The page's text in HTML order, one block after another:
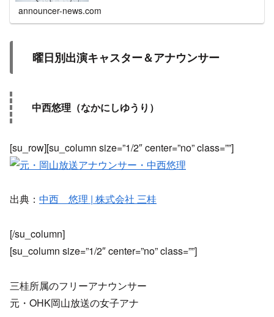
announcer-news.com
曜日別出演キャスター＆アナウンサー
中西悠理（なかにしゆうり）
[su_row][su_column size=”1/2″ center=”no” class=””]
出典： 中西 悠理 | 株式会社 三桂
[/su_column]
[su_column size=”1/2″ center=”no” class=””]
三桂所属のフリーアナウンサー
元・OHK岡山放送の女子アナ